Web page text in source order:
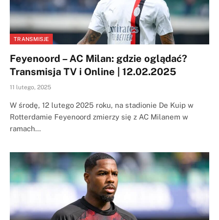
TRANSMISJE
Feyenoord – AC Milan: gdzie oglądać?
Transmisja TV i Online | 12.02.2025
11 lutego, 2025
W środę, 12 lutego 2025 roku, na stadionie De Kuip w
Rotterdamie Feyenoord zmierzy się z AC Milanem w
ramach…